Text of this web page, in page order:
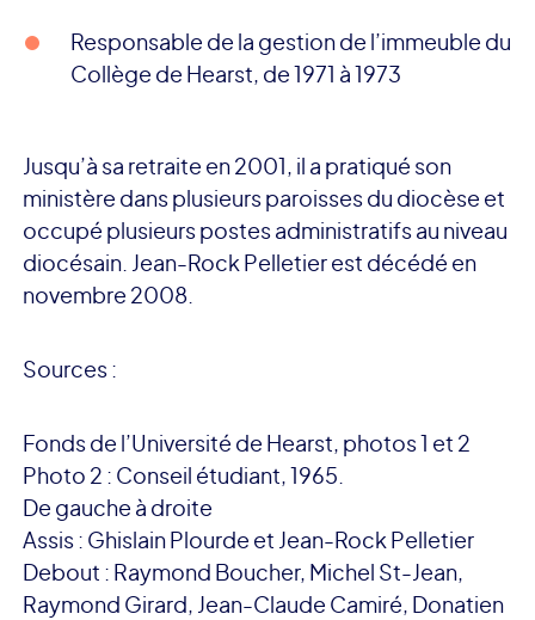
Responsable de la gestion de l’immeuble du
Collège de Hearst, de 1971 à 1973
Jusqu’à sa retraite en 2001, il a pratiqué son
ministère dans plusieurs paroisses du diocèse et
occupé plusieurs postes administratifs au niveau
diocésain. Jean-Rock Pelletier est décédé en
novembre 2008.
Sources :
Fonds de l’Université de Hearst, photos 1 et 2
Photo 2 : Conseil étudiant, 1965.
De gauche à droite
Assis : Ghislain Plourde et Jean-Rock Pelletier
Debout : Raymond Boucher, Michel St-Jean,
Raymond Girard, Jean-Claude Camiré, Donatien